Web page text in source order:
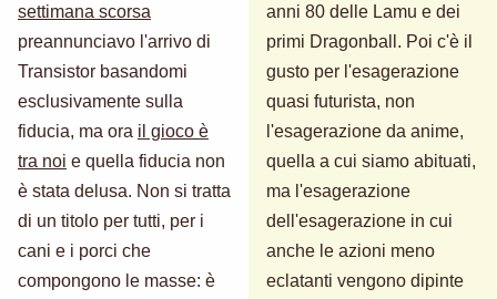
settimana scorsa
preannunciavo l'arrivo di
Transistor basandomi
esclusivamente sulla
fiducia, ma ora il gioco è
tra noi e quella fiducia non
è stata delusa. Non si tratta
di un titolo per tutti, per i
cani e i porci che
compongono le masse: è
anni 80 delle Lamu e dei
primi Dragonball. Poi c'è il
gusto per l'esagerazione
quasi futurista, non
l'esagerazione da anime,
quella a cui siamo abituati,
ma l'esagerazione
dell'esagerazione in cui
anche le azioni meno
eclatanti vengono dipinte